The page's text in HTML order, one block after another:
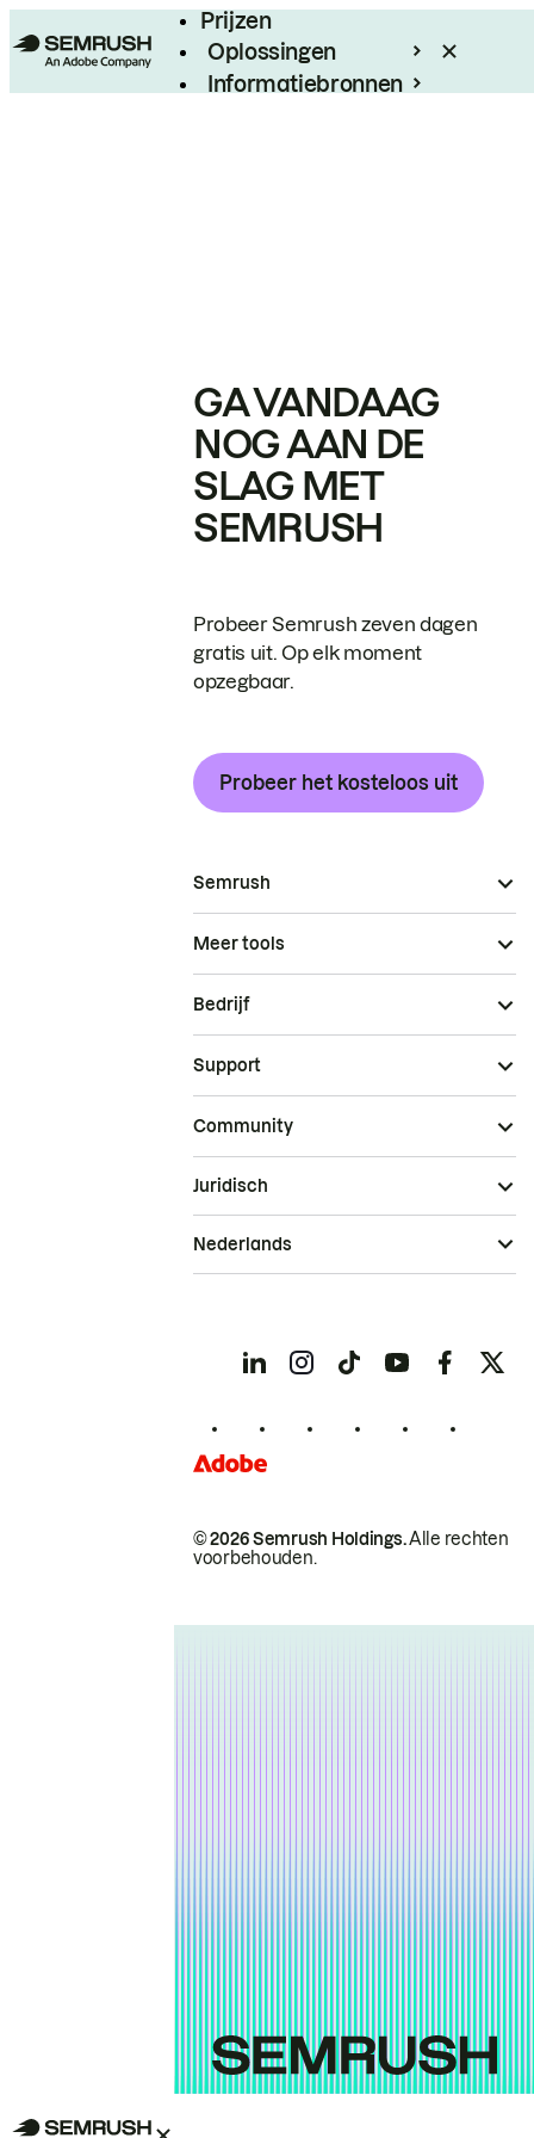
Prijzen
Oplossingen
Informatiebronnen
GA VANDAAG
NOG AAN DE
SLAG MET
SEMRUSH
Probeer Semrush zeven dagen
gratis uit. Op elk moment
opzegbaar.
Probeer het kosteloos uit
Semrush
Meer tools
Bedrijf
Support
Community
© 2026 Semrush Holdings.Alle rechten
voorbehouden.
Juridisch
Nederlands